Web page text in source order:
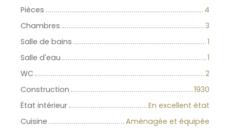
Pièces
4
Chambres
3
Salle de bains
1
Salle d'eau
1
WC
2
Construction
1930
État intérieur
En excellent état
Cuisine
Aménagée et équipée